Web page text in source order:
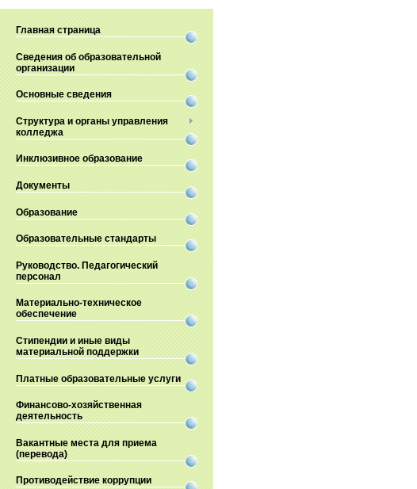
Главная страница
Сведения об образовательной
организации
Основные сведения
Структура и органы управления
колледжа
Инклюзивное образование
Документы
Образование
Образовательные стандарты
Руководство. Педагогический
персонал
Материально-техническое
обеспечение
Стипендии и иные виды
материальной поддержки
Платные образовательные услуги
Финансово-хозяйственная
деятельность
Вакантные места для приема
(перевода)
Противодействие коррупции